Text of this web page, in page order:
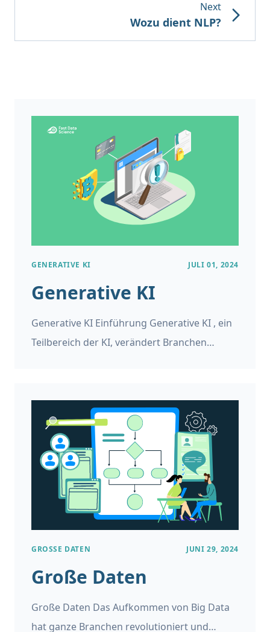
Next
Wozu dient NLP?
GENERATIVE KI JULI 01, 2024
Generative KI
Generative KI Einführung Generative KI , ein
Teilbereich der KI, verändert Branchen
Algorithmen kann generative KI Inhalte,
Designs und Lösungen erstellen, die zuvor
undenkbar waren. Durch die Verwendung
von Modellen des maschinellen Lernens wie
Generative Adversarial Networks (GANs) und
Variational Autoencoders (VAEs) können
generative KI-Systeme neue Daten erstellen,
Trainingsdaten nachahmen.
GROSSE DATEN JUNI 29, 2024
Große Daten
Große Daten Das Aufkommen von Big Data
hat ganze Branchen revolutioniert und